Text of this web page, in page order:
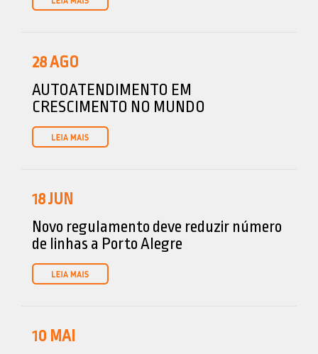
28AGO
AUTOATENDIMENTO EM
CRESCIMENTO NO MUNDO
18JUN
Novo regulamento deve reduzir número
de linhas a Porto Alegre
10 MAI